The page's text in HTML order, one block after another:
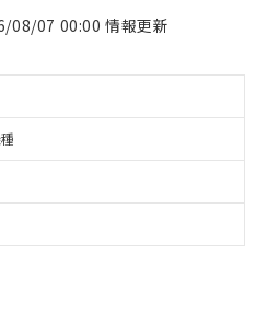
08/07 00:00 情報更新